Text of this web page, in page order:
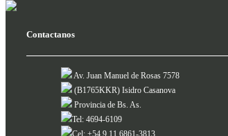
Contactanos
Av. Juan Manuel de Rosas 7578
(B1765KKR) Isidro Casanova
Provincia de Bs. As.
Tel: 4694-6109